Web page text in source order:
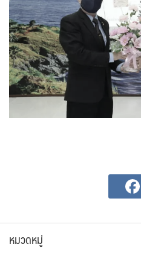
หมวดหมู่